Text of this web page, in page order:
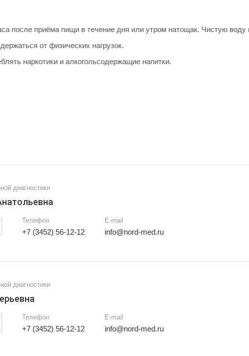
после приёма пищи в течение дня или утром натощак. Чистую
от физических нагрузок.
наркотики и алкогольсодержащие напитки.
диагностики
Телефон
+7 (3452) 56-12-12
E-mail
info@nord-med.ru
диагностики
Телефон
+7 (3452) 56-12-12
E-mail
info@nord-med.ru